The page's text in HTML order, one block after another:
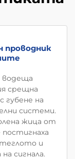
проводник
водеща
срещна
губене на
системи.
жица от
постигнаха
теглото и
сигнала.